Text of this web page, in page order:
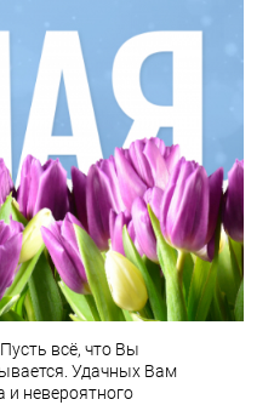
всё, что Вы
Удачных Вам
и невероятного